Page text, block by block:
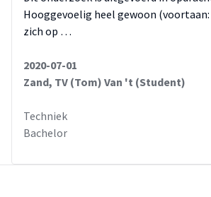
Hooggevoelig heel gewoon
zich op …
2020-07-01
Zand, TV (Tom) Van 't (Student)
Techniek
Bachelor